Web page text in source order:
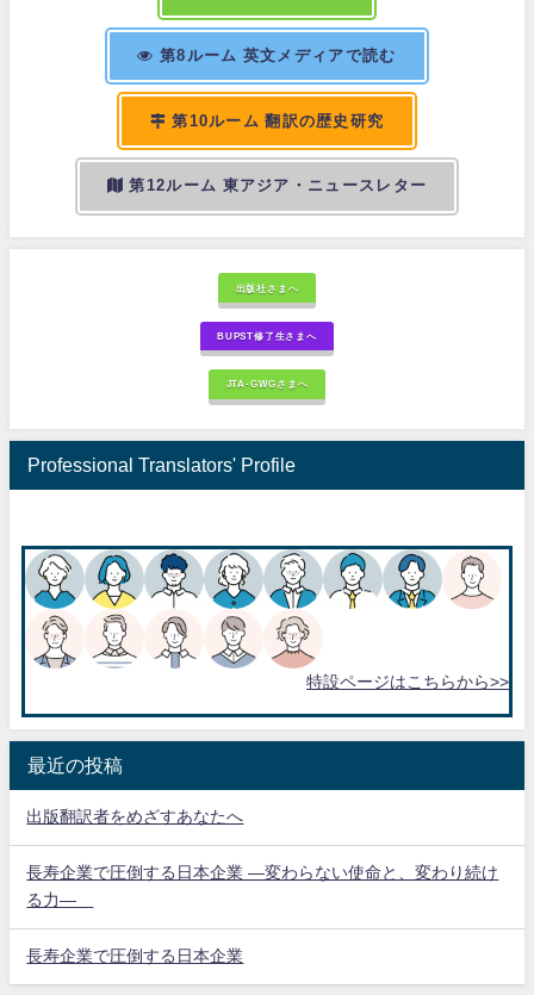
第8ルーム 英文メディアで読む
第10ルーム 翻訳の歴史研究
第12ルーム 東アジア・ニュースレター
出版社さまへ
BUPST修了生さまへ
JTA-GWGさまへ
Professional Translators' Profile
特設ページはこちらから>>
最近の投稿
出版翻訳者をめざすあなたへ
長寿企業で圧倒する日本企業 ―変わらない使命と、変わり続け
る力―
長寿企業で圧倒する日本企業